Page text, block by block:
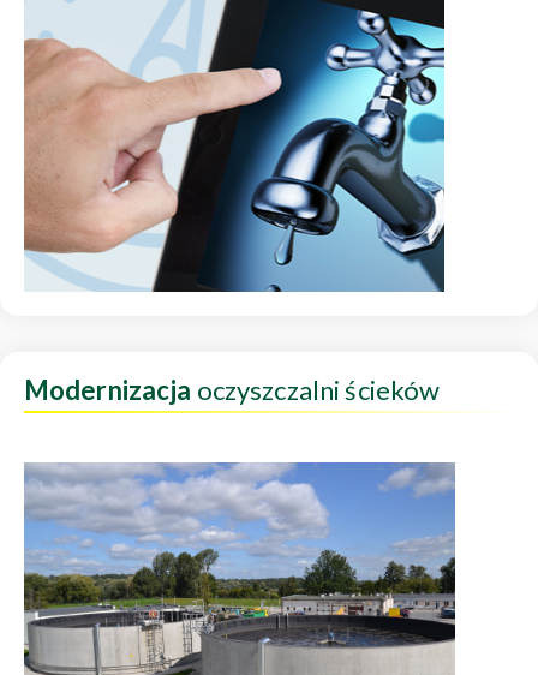
Modernizacja oczyszczalni ścieków